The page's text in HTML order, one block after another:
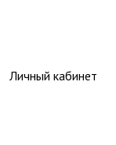
Личный кабинет